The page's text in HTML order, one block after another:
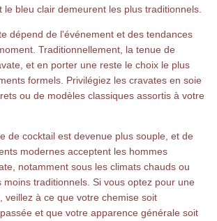
le bleu clair demeurent les plus traditionnels.
dépend de l'événement et des tendances
Traditionnellement, la tenue de
et en porter une reste le choix le plus
formels. Privilégiez les cravates en soie
ou de modèles classiques assortis à votre
de cocktail est devenue plus souple, et de
modernes acceptent les hommes
notamment sous les climats chauds ou
moins traditionnels. Si vous optez pour une
veillez à ce que votre chemise soit
et que votre apparence générale soit